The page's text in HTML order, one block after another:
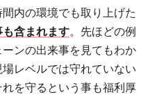
内の環境でも取り上げた
も含まれます。先ほどの例
ンの出来事を見てもわか
レベルでは守れていない
を守るという事も福利厚